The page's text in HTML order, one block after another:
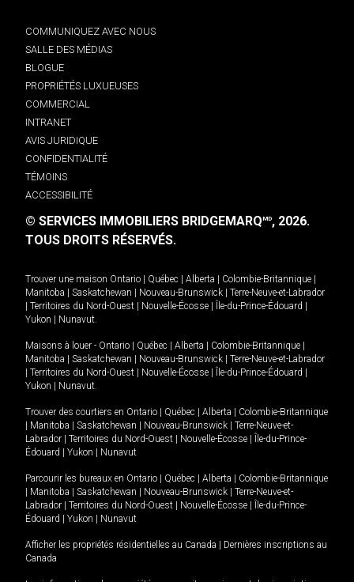
COMMUNIQUEZ AVEC NOUS
SALLE DES MÉDIAS
BLOGUE
PROPRIÉTÉS LUXUEUSES
COMMERCIAL
INTRANET
AVIS JURIDIQUE
CONFIDENTIALITÉ
TÉMOINS
ACCESSIBILITÉ
© SERVICES IMMOBILIERS BRIDGEMARQMD, 2026.
TOUS DROITS RÉSERVÉS.
Trouver une maison Ontario Québec Alberta Colombie-Britannique
Manitoba
Saskatchewan Nouveau-Brunswick
Terre-Neuve-et-Labrador
Territoires du Nord-Ouest Nouvelle-Écosse Île-du-Prince-Édouard
Yukon
Nunavut.
Maisons à louer - Ontario Québec Alberta Colombie-Britannique
Manitoba
Saskatchewan Nouveau-Brunswick
Terre-Neuve-et-Labrador
Territoires du Nord-Ouest Nouvelle-Écosse Île-du-Prince-Édouard
Yukon
Nunavut.
Trouver des courtiers en Ontario Québec Alberta
Colombie-Britannique
Manitoba Saskatchewan Nouveau-Brunswick
Terre-Neuve-et-
Labrador
Territoires du Nord-Ouest Nouvelle-Écosse
Île-du-Prince-
Édouard
Yukon Nunavut
Parcourir les bureaux en Ontario Québec Alberta
Colombie-Britannique
Manitoba Saskatchewan Nouveau-Brunswick
Terre-Neuve-et-
Labrador
Territoires du Nord-Ouest Nouvelle-Écosse
Île-du-Prince-
Édouard
Yukon Nunavut
Afficher les propriétés résidentielles au Canada
Dernières inscriptions au
Canada